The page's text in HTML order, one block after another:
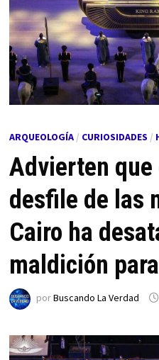
ARQUEOLOGÍA/ CURIOSIDADES /
Advierten
desfile de las
Cairo ha
maldición
porBuscando La Verdad